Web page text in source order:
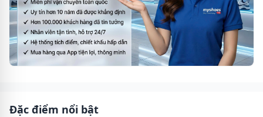
Đặc điểm nổi bật